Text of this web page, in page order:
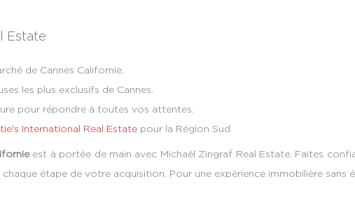
Estate
de Cannes Californie.
les plus exclusifs de Cannes.
pour répondre à toutes vos attentes.
International Real Estate pour la Région Sud
est à portée de main avec Michaël Zingraf Real Estate. Faites
étape de votre acquisition. Pour une expérience immobilière sans